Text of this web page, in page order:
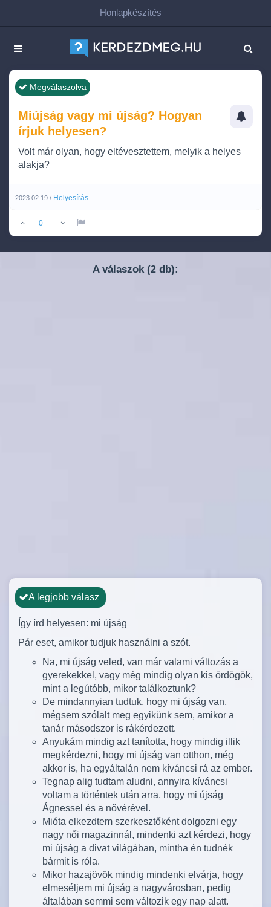
Honlapkészítés
Megválaszolva
Miújság vagy mi újság? Hogyan
írjuk helyesen?
Volt már olyan, hogy eltévesztettem, melyik a helyes
alakja?
2023.02.19 / Helyesírás
0
A válaszok (2 db):
A legjobb válasz
Így írd helyesen: mi újság
Pár eset, amikor tudjuk használni a szót.
Na, mi újság veled, van már valami változás a
gyerekekkel, vagy még mindig olyan kis ördögök,
mint a legútóbb, mikor találkoztunk?
De mindannyian tudtuk, hogy mi újság van,
mégsem szólalt meg egyikünk sem, amikor a
tanár másodszor is rákérdezett.
Anyukám mindig azt tanította, hogy mindig illik
megkérdezni, hogy mi újság van otthon, még
akkor is, ha egyáltalán nem kíváncsi rá az ember.
Tegnap alig tudtam aludni, annyira kíváncsi
voltam a történtek után arra, hogy mi újság
Ágnessel és a nővérével.
Mióta elkezdtem szerkesztőként dolgozni egy
nagy női magazinnál, mindenki azt kérdezi, hogy
mi újság a divat világában, mintha én tudnék
bármit is róla.
Mikor hazajövök mindig mindenki elvárja, hogy
elmeséljem mi újság a nagyvárosban, pedig
általában semmi sem változik egy nap alatt.